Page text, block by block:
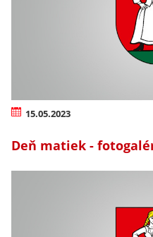
15.05.2023
Deň matiek -